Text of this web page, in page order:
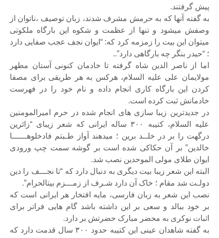
پیش گرفتند.
به گفته آنها که به حرمش مشرف شدند، زبان توصیف ،ناتوان از
وصفش می‏شود و تنها از عظمت و شکوه این بارگاه ملکوتی
می‎توان این بیت را زمزمه کرد که: “ایوان نجف عجب صفایی دارد
؛ “حیدر بنگر چه بارگاهی دارد”..
اما از ناصر الدین شاه گرفته تا خادمان کنونی آستان مطهر
مولایمان علی علیه السلام، هرکس به هر طریقی برای مصفا
کردن این بارگاه کاری انجام داده و نام خود را در فهرست
خادمانش ثبت کرده است.
در جدیدترین زیبا سازی های انجام شده در حرم امیرالمومنین
علیه السلام، کتیبه‏ ۳۰۰ ساله ایرانی که شعر زیبای “زائرین
درگهت را بر در خلــد برین ؛ می‎دهند آواز طـبتم فادخلوهــــــا
خالدین” بر آن حکاکی شده است بر گوشه سمت چپ ورودی
ایوان طلای مولی الموحدین نصب شد.
البته این شعر زیبا بیت دیگری به دنبال دارد که “تا نجـــف را دین
دولـت شد مقام ؛ خاک آن دارد شـرف از زمـــزم بیت‎الحرام”.
نصب این شعر به زبان فارسی، مایه افتخار هر ایرانی است که
بر خود ببالد و سعی بر این داشته باشد گام هایی فراتر برای
اثبات نوکری به محضر مبارک حضرتش بر دارد.
به گفته شاهدان عینی این کتیبه حدود ۳۰۰ سال قدمت دارد که